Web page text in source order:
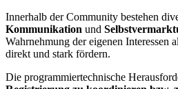
Innerhalb der Community bestehen
Kommunikation und
Wahrnehmung der eigenen
direkt und stark fördern.
Die programmiertechnische